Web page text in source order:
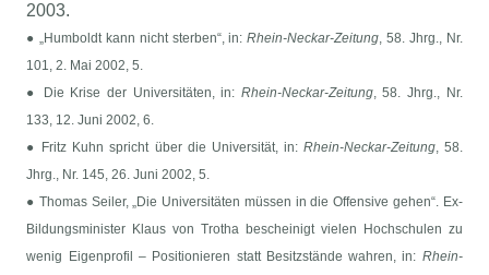
2003.
● „Humboldt kann nicht sterben“, in:Rhein-Neckar-Zeitung, 58. Jhrg., Nr.
101, 2. Mai 2002, 5.
● Die Krise der Universitäten, in: Rhein-Neckar-Zeitung, 58. Jhrg., Nr.
133, 12. Juni 2002, 6.
● Fritz Kuhn spricht über die Universität, in: Rhein-Neckar-Zeitung, 58.
Jhrg., Nr. 145, 26. Juni 2002, 5.
● Thomas Seiler, „Die Universitäten müssen in die Offensive gehen“. Ex-
Bildungsminister Klaus von Trotha bescheinigt vielen Hochschulen zu
wenig Eigenprofil – Positionieren statt Besitzstände wahren, in: Rhein-